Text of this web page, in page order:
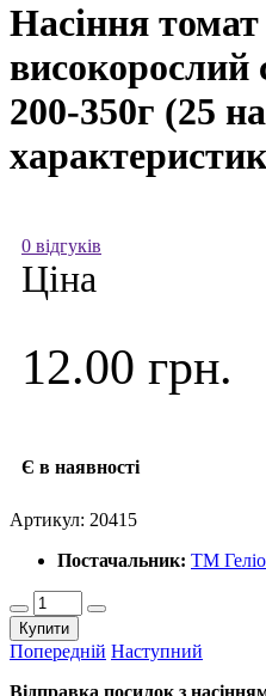
Насіння
високорослий
200-350г (25
0 відгуків
Ціна
12.00 грн.
Є в наявності
Артикул: 20415
Постачальник: ТМ
Купити
Попередній Наступний
Відправка посилок з